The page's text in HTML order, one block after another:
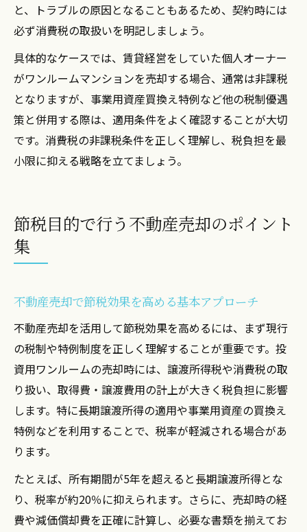
と、トラブルの原因となることもあるため、契約時には
必ず消費税の取扱いを明記しましょう。
具体的なケースでは、賃貸経営をしていた個人オーナー
がワンルームマンションを売却する場合、通常は非課税
となりますが、事業用資産買換え特例など他の税制優遇
策と併用する際は、適用条件をよく確認することが大切
です。消費税の非課税条件を正しく理解し、税負担を最
小限に抑える戦略を立てましょう。
節税目的で行う不動産売却のポイント
集
不動産売却で節税効果を高める基本アプローチ
不動産売却を活用して節税効果を高めるには、まず現行
の税制や特例制度を正しく理解することが重要です。投
資用ワンルームの売却時には、譲渡所得税や消費税の取
り扱い、取得費・譲渡費用の計上が大きく税負担に影響
します。特に長期譲渡所得の適用や事業用資産の買換え
特例などを利用することで、税率が軽減される場合があ
ります。
たとえば、所有期間が5年を超えると長期譲渡所得とな
り、税率が約20％に抑えられます。さらに、売却時の経
費や減価償却費を正確に計算し、必要な書類を揃えてお